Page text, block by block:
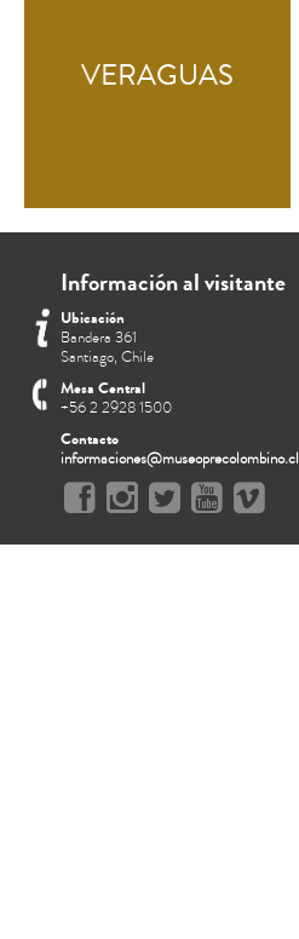
VERAGUAS
Información al visitante
Ubicación
Bandera 361
Santiago, Chile
Mesa Central
+56 2 2928 1500
Contacto
informaciones@museoprecolombino.cl